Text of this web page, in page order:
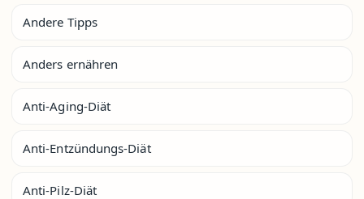
Andere Tipps
Anders ernähren
Anti-Aging-Diät
Anti-Entzündungs-Diät
Anti-Pilz-Diät